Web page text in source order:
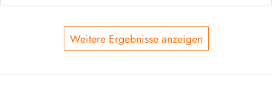
Digital Environment Internetpräsenzen Grafische Elemente
Weitere Ergebnisse anzeigen